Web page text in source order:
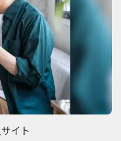
イト